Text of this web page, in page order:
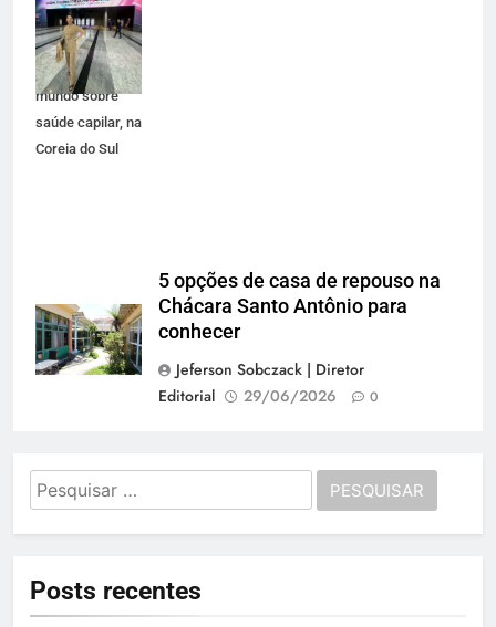
principal
congresso
científico do
mundo sobre
saúde capilar, na
Coreia do Sul
5 opções de casa de repouso na
Chácara Santo Antônio para
conhecer
Jeferson Sobczack | Diretor
Editorial
29/06/2026 0
Pesquisar
por:
Posts recentes